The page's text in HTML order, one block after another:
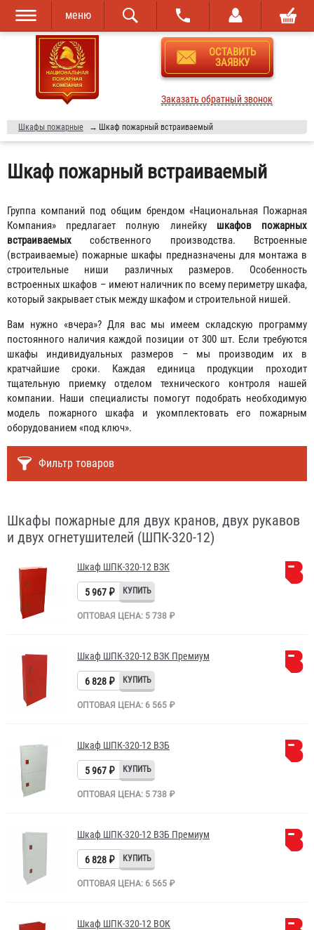
Перейти к
основному
содержанию
Skip to
navigation
меню
ОСТАВИТЬ
ЗАЯВКУ
Заказать обратный звонок
Шкафы пожарные → Шкаф пожарный встраиваемый
Шкаф пожарный встраиваемый
Группа компаний под общим брендом «Национальная Пожарная
Компания» предлагает полную линейку шкафов пожарных
встраиваемых собственного производства. Встроенные
(встраиваемые) пожарные шкафы предназначены для монтажа в
строительные ниши различных размеров. Особенность
встроенных шкафов – имеют наличник по всему периметру шкафа,
который закрывает стык между шкафом и строительной нишей.
Вам нужно «вчера»? Для вас мы имеем складскую программу
постоянного наличия каждой позиции от 300 шт. Если требуются
шкафы индивидуальных размеров – мы производим их в
кратчайшие сроки. Каждая единица продукции проходит
тщательную приемку отделом технического контроля нашей
компании. Наши специалисты помогут подобрать необходимую
модель пожарного шкафа и укомплектовать его пожарным
оборудованием «под ключ».
Фильтр товаров
Шкафы пожарные для двух кранов, двух рукавов
и двух огнетушителей (ШПК-320-12)
Шкаф ШПК-320-12 ВЗК
5 967 ₽
ОПТОВАЯ ЦЕНА: 5 738 ₽
Шкаф ШПК-320-12 ВЗК Премиум
6 828 ₽
ОПТОВАЯ ЦЕНА: 6 565 ₽
Шкаф ШПК-320-12 ВЗБ
5 967 ₽
ОПТОВАЯ ЦЕНА: 5 738 ₽
Шкаф ШПК-320-12 ВЗБ Премиум
6 828 ₽
ОПТОВАЯ ЦЕНА: 6 565 ₽
Шкаф ШПК-320-12 ВОК